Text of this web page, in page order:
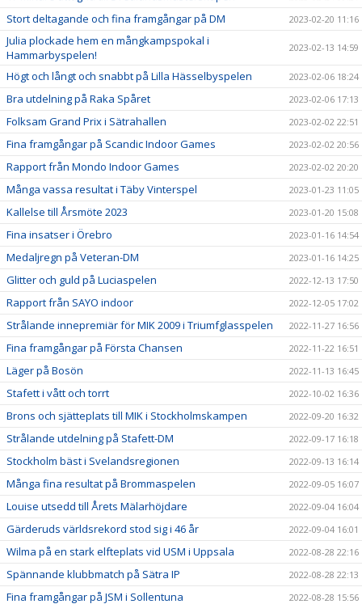
Stort deltagande och fina framgångar på DM 2023-02-20 11:16
Julia plockade hem en mångkampspokal i
Hammarbyspelen!
2023-02-13 14:59
Högt och långt och snabbt på Lilla Hässelbyspelen 2023-02-06 18:24
Bra utdelning på Raka Spåret 2023-02-06 17:13
Folksam Grand Prix i Sätrahallen 2023-02-02 22:51
Fina framgångar på Scandic Indoor Games 2023-02-02 20:56
Rapport från Mondo Indoor Games 2023-02-02 20:20
Många vassa resultat i Täby Vinterspel 2023-01-23 11:05
Kallelse till Årsmöte 2023 2023-01-20 15:08
Fina insatser i Örebro 2023-01-16 14:54
Medaljregn på Veteran-DM 2023-01-16 14:25
Glitter och guld på Luciaspelen 2022-12-13 17:50
Rapport från SAYO indoor 2022-12-05 17:02
Strålande innepremiär för MIK 2009 i Triumfglasspelen 2022-11-27 16:56
Fina framgångar på Första Chansen 2022-11-22 16:51
Läger på Bosön 2022-11-13 16:45
Stafett i vått och torrt 2022-10-02 16:36
Brons och sjätteplats till MIK i Stockholmskampen 2022-09-20 16:32
Strålande utdelning på Stafett-DM 2022-09-17 16:18
Stockholm bäst i Svelandsregionen 2022-09-13 16:14
Många fina resultat på Brommaspelen 2022-09-05 16:07
Louise utsedd till Årets Mälarhöjdare 2022-09-04 16:04
Gärderuds världsrekord stod sig i 46 år 2022-09-04 16:01
Wilma på en stark elfteplats vid USM i Uppsala 2022-08-28 22:16
Spännande klubbmatch på Sätra IP 2022-08-28 22:13
Fina framgångar på JSM i Sollentuna 2022-08-28 15:56